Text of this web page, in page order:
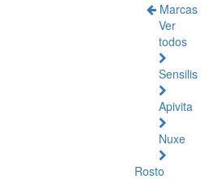
Marcas
Ver
todos
Sensilis
Apivita
Nuxe
Rosto